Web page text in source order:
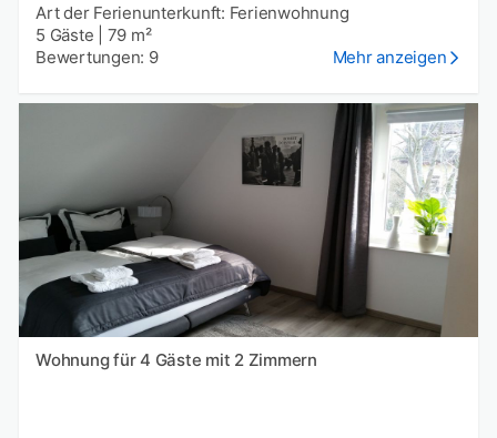
Art der Ferienunterkunft: Ferienwohnung
5 Gäste
79 m²
Bewertungen: 9
Mehr anzeigen
Wohnung für 4 Gäste mit 2 Zimmern